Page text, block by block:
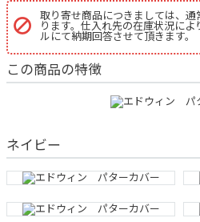
取り寄せ商品につきましては、
ります。仕入れ先の在庫状況に
ルにて納期回答させて頂きます。
この商品の特徴
ネイビー